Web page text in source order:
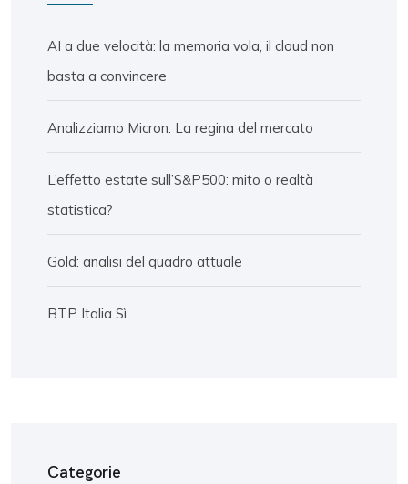
AI a due velocità: la memoria vola, il cloud non
basta a convincere
Analizziamo Micron: La regina del mercato
L’effetto estate sull’S&P500: mito o realtà
statistica?
Gold: analisi del quadro attuale
BTP Italia Sì
Categorie